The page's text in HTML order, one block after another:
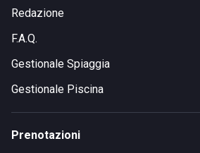
Redazione
F.A.Q.
Gestionale Spiaggia
Gestionale Piscina
Prenotazioni